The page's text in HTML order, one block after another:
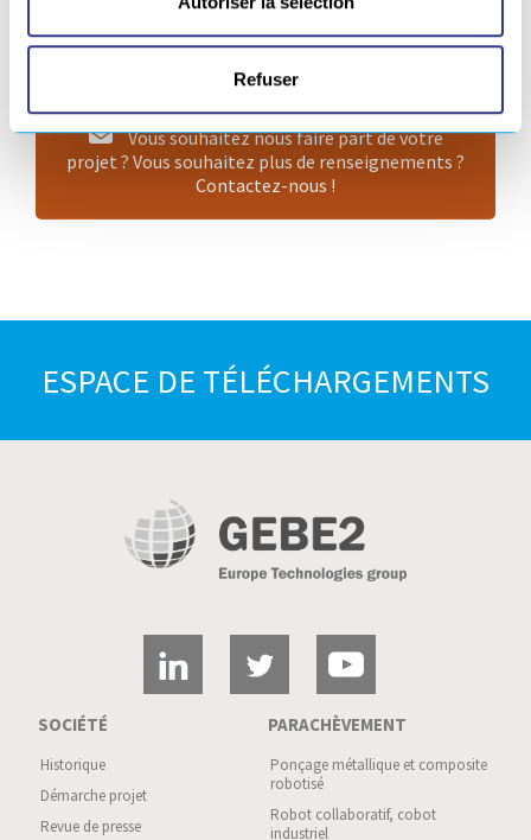
Refuser
financer les formations avec les OPCA
Paritaires Collecteurs Agréés).
Vous souhaitez nous faire part de votre
projet ? Vous souhaitez plus de renseignements ?
Contactez-nous !
ESPACE DE TÉLÉCHARGEMENTS
SOCIÉTÉ
Historique
Démarche projet
Revue de presse
PARACHÈVEMENT
Ponçage métallique et composite
robotisé
Robot collaboratif, cobot
industriel